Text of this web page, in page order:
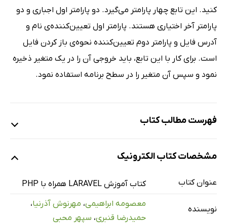
کنید. این تابع چهار پارامتر می‌گیرد. دو پارامتر اول اجباری و دو
پارامتر آخر اختیاری هستند. پارامتر اول تعیین‌کننده‌ی نام و
آدرس فایل و پارامتر دوم تعیین‌کننده نحوه‌ی باز کردن فایل
است. برای کار با این تابع، باید خروجی آن را در یک متغیر ذخیره
نمود و سپس آن متغیر را در سطح برنامه استفاده نمود.
فهرست مطالب کتاب
فصل دوم: آموزش برنامه نویسی با LARAVEL
فصل سوم: آموزش کار با دیتابیس در LARAVEL
فصل پنج: الزامات آموزشی PHP را آسان بیاموز
مشخصات کتاب الکترونیک
عنوان کتاب کتاب آموزش LARAVEL همراه با PHP
نویسنده
معصومه ابراهیمی، مهرنوش آذرنیا،
حمیدرضا قنبری، سپهر محبی